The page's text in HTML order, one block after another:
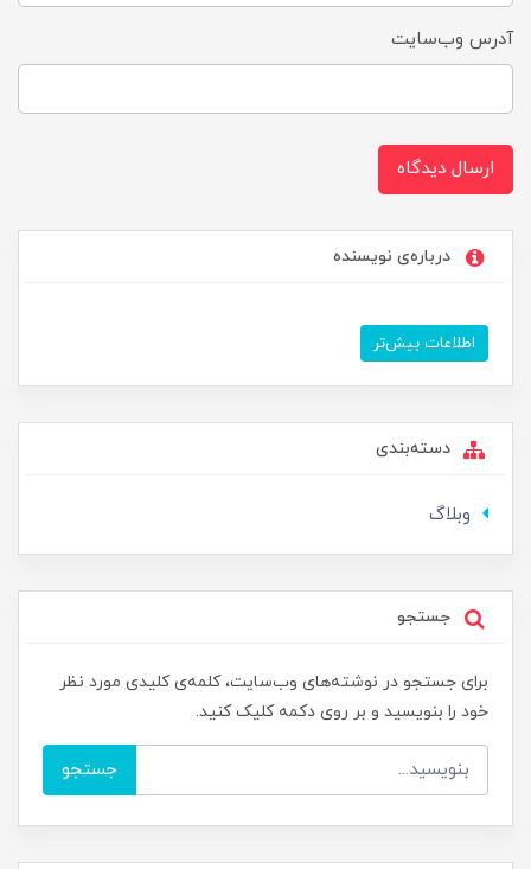
آدرس وب‌سایت
ارسال دیدگاه
درباره‌ی نویسنده
اطلاعات بیش‌تر
دسته‌بندی
وبلاگ
جستجو
برای جستجو در نوشته‌های وب‌سایت، کلمه‌ی کلیدی مورد نظر
خود را بنویسید و بر روی دکمه کلیک کنید.
جستجو